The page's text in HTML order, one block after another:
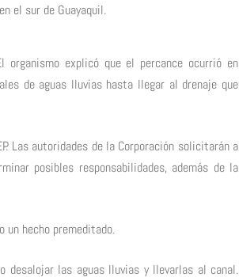
el sur de Guayaquil.
organismo explicó que el percance ocurrió en
de aguas lluvias hasta llegar al drenaje que
Las autoridades de la Corporación solicitarán a
posibles responsabilidades, además de la
un hecho premeditado.
desalojar las aguas lluvias y llevarlas al canal.